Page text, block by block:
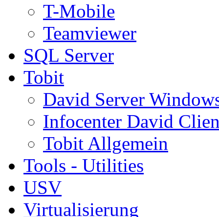
T-Mobile
Teamviewer
SQL Server
Tobit
David Server
Infocenter David
Tobit Allgemein
Tools - Utilities
USV
Virtualisierung